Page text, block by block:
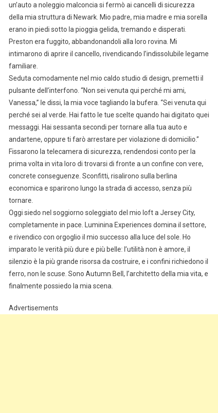
un’auto a noleggio malconcia si fermò ai cancelli di sicurezza
della mia struttura di Newark. Mio padre, mia madre e mia sorella
erano in piedi sotto la pioggia gelida, tremando e disperati.
Preston era fuggito, abbandonandoli alla loro rovina. Mi
intimarono di aprire il cancello, rivendicando l’indissolubile legame
familiare.
Seduta comodamente nel mio caldo studio di design, premetti il
pulsante dell’interfono. “Non sei venuta qui perché mi ami,
Vanessa,” le dissi, la mia voce tagliando la bufera. “Sei venuta qui
perché sei al verde. Hai fatto le tue scelte quando hai digitato quei
messaggi. Hai sessanta secondi per tornare alla tua auto e
andartene, oppure ti farò arrestare per violazione di domicilio.”
Fissarono la telecamera di sicurezza, rendendosi conto per la
prima volta in vita loro di trovarsi di fronte a un confine con vere,
concrete conseguenze. Sconfitti, risalirono sulla berlina
economica e sparirono lungo la strada di accesso, senza più
tornare.
Oggi siedo nel soggiorno soleggiato del mio loft a Jersey City,
completamente in pace. Luminina Experiences domina il settore,
e rivendico con orgoglio il mio successo alla luce del sole. Ho
imparato le verità più dure e più belle: l’utilità non è amore, il
silenzio è la più grande risorsa da costruire, e i confini richiedono il
ferro, non le scuse. Sono Autumn Bell, l’architetto della mia vita, e
finalmente possiedo la mia scena.
Advertisements